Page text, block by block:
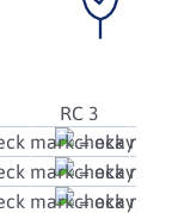
RC 3